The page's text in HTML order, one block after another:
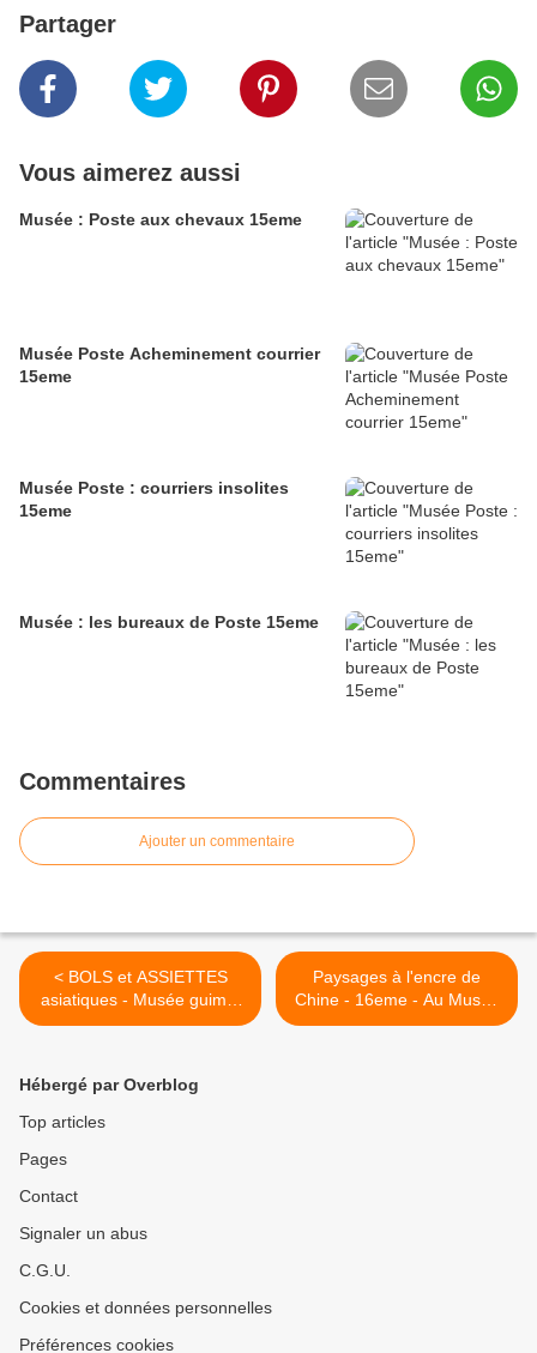
Partager
Vous aimerez aussi
Musée : Poste aux chevaux 15eme
Musée Poste Acheminement courrier
15eme
Musée Poste : courriers insolites
15eme
Musée : les bureaux de Poste 15eme
Commentaires
Ajouter un commentaire
< BOLS et ASSIETTES
asiatiques - Musée guimet
16eme
Paysages à l'encre de
Chine - 16eme - Au Musée
Guimet >
Hébergé par Overblog
Top articles
Pages
Contact
Signaler un abus
C.G.U.
Cookies et données personnelles
Préférences cookies